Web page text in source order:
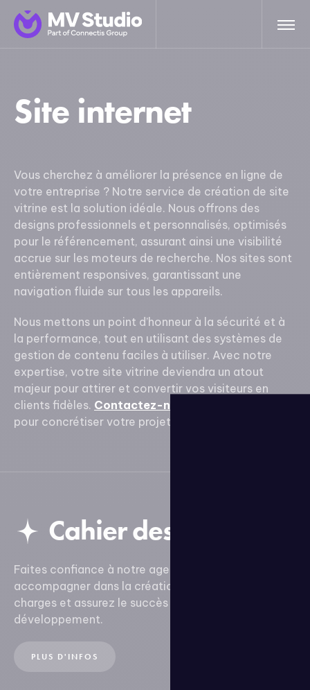
Site internet
Vous cherchez à améliorer la présence en ligne de
votre entreprise ? Notre service de création de site
vitrine est la solution idéale. Nous offrons des
designs professionnels et personnalisés, optimisés
pour le référencement, assurant ainsi une visibilité
accrue sur les moteurs de recherche. Nos sites sont
entièrement responsives, garantissant une
navigation fluide sur tous les appareils.
Nous mettons un point d’honneur à la sécurité et à
la performance, tout en utilisant des systèmes de
gestion de contenu faciles à utiliser. Avec notre
expertise, votre site vitrine deviendra un atout
majeur pour attirer et convertir vos visiteurs en
clients fidèles. Contactez-nous
pour concrétiser votre projet digital.
Cahier des charges
Faites confiance à notre agence pour vous
accompagner dans la création de votre cahier des
charges et assurez le succès de votre projet de
développement.
PLUS D'INFOS